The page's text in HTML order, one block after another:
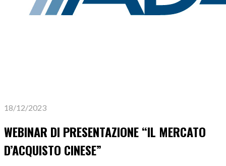
18/12/2023
WEBINAR DI PRESENTAZIONE “IL MERCATO
D’ACQUISTO CINESE”